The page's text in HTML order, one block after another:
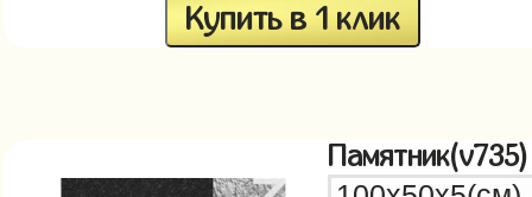
Купить в 1 клик
Памятник(v735)